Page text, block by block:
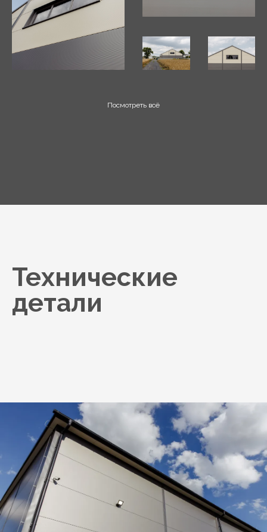
Посмотреть всё
Технические
детали